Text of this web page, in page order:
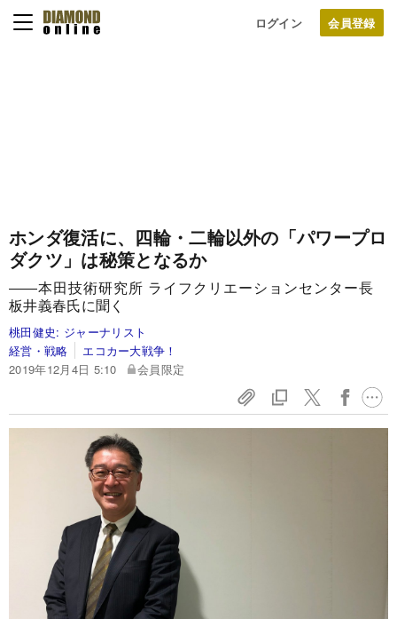
ログイン
ホンダ復活に、四輪・二輪以外の「パワープロ
ダクツ」は秘策となるか
――本田技術研究所 ライフクリエーションセンター長
板井義春氏に聞く
桃田健史: ジャーナリスト
経営・戦略
エコカー大戦争！
2019年12月4日 5:10
会員限定